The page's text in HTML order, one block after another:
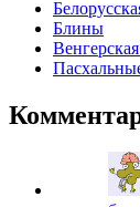
Блины